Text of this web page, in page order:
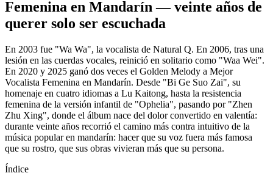
Femenina en Mandarín — veinte años de
querer solo ser escuchada
En 2003 fue "Wa Wa", la vocalista de Natural Q. En 2006, tras una
lesión en las cuerdas vocales, reinició en solitario como "Waa Wei".
En 2020 y 2025 ganó dos veces el Golden Melody a Mejor
Vocalista Femenina en Mandarín. Desde "Bi Ge Suo Zai", su
homenaje en cuatro idiomas a Lu Kaitong, hasta la resistencia
femenina de la versión infantil de "Ophelia", pasando por "Zhen
Zhu Xing", donde el álbum nace del dolor convertido en valentía:
durante veinte años recorrió el camino más contra intuitivo de la
música popular en mandarín: hacer que su voz fuera más famosa
que su rostro, que sus obras vivieran más que su persona.
Índice